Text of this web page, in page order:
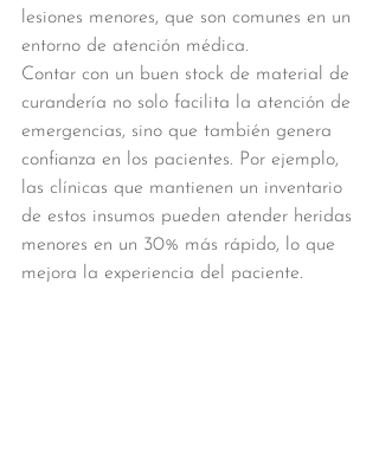
lesiones menores, que son comunes en un
entorno de atención médica.
Contar con un buen stock de material de
curandería no solo facilita la atención de
emergencias, sino que también genera
confianza en los pacientes. Por ejemplo,
las clínicas que mantienen un inventario
de estos insumos pueden atender heridas
menores en un 30% más rápido, lo que
mejora la experiencia del paciente.